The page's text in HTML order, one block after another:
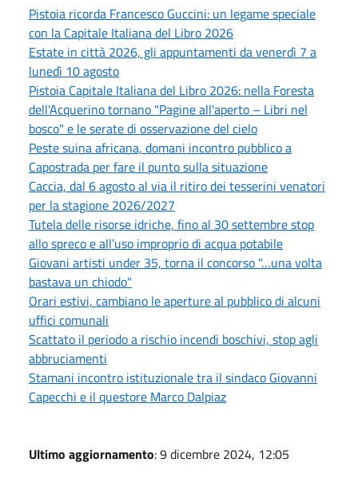
Pistoia ricorda Francesco Guccini: un legame speciale
con la Capitale Italiana del Libro 2026
Estate in città 2026, gli appuntamenti da venerdì 7 a
lunedì 10 agosto
Pistoia Capitale Italiana del Libro 2026: nella Foresta
dell'Acquerino tornano "Pagine all'aperto – Libri nel
bosco" e le serate di osservazione del cielo
Peste suina africana, domani incontro pubblico a
Capostrada per fare il punto sulla situazione
Caccia, dal 6 agosto al via il ritiro dei tesserini venatori
per la stagione 2026/2027
Tutela delle risorse idriche, fino al 30 settembre stop
allo spreco e all’uso improprio di acqua potabile
Giovani artisti under 35, torna il concorso "…una volta
bastava un chiodo"
Orari estivi, cambiano le aperture al pubblico di alcuni
uffici comunali
Scattato il periodo a rischio incendi boschivi, stop agli
abbruciamenti
Stamani incontro istituzionale tra il sindaco Giovanni
Capecchi e il questore Marco Dalpiaz
Ultimo aggiornamento: 9 dicembre 2024, 12:05